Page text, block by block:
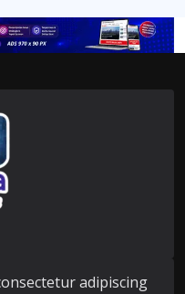
adipiscing